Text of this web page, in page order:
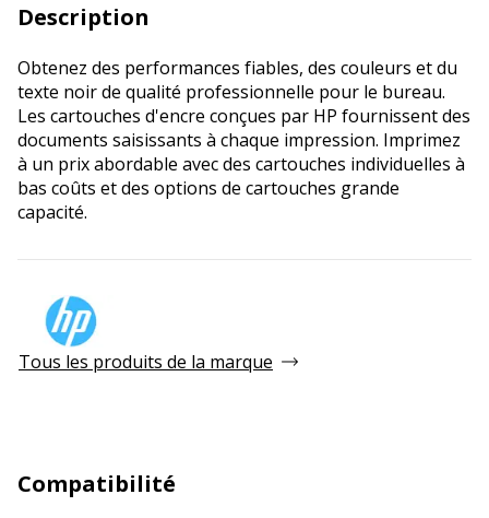
Description
Obtenez des performances fiables, des couleurs et du
texte noir de qualité professionnelle pour le bureau.
Les cartouches d'encre conçues par HP fournissent des
documents saisissants à chaque impression. Imprimez
à un prix abordable avec des cartouches individuelles à
bas coûts et des options de cartouches grande
capacité.
Tous les produits de la marque
Compatibilité